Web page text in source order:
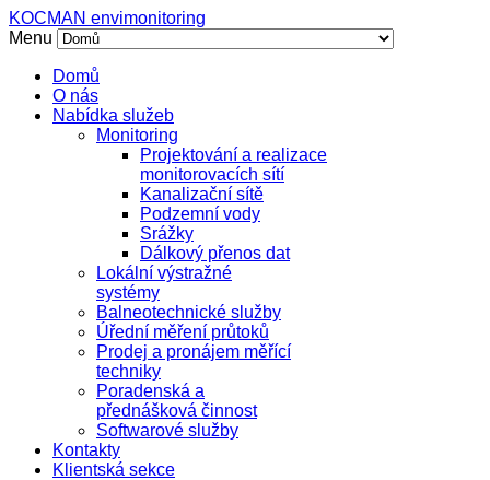
KOCMAN envimonitoring
Menu
Domů
O nás
Nabídka služeb
Monitoring
Projektování a realizace
monitorovacích sítí
Kanalizační sítě
Podzemní vody
Srážky
Dálkový přenos dat
Lokální výstražné
systémy
Balneotechnické služby
Úřední měření průtoků
Prodej a pronájem měřící
techniky
Poradenská a
přednášková činnost
Softwarové služby
Kontakty
Klientská sekce